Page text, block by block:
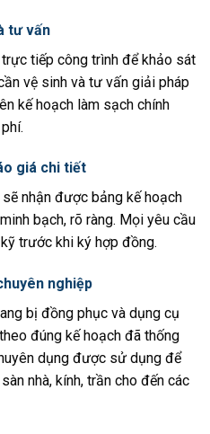
tư vấn
tiếp công trình để khảo sát
vệ sinh và tư vấn giải pháp
kế hoạch làm sạch chính
giá chi tiết
nhận được bảng kế hoạch
bạch, rõ ràng. Mọi yêu cầu
trước khi ký hợp đồng.
nghiệp
bị đồng phục và dụng cụ
đúng kế hoạch đã thống
dụng được sử dụng để
nhà, kính, trần cho đến các